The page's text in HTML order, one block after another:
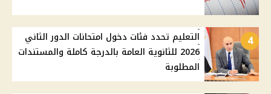
4
التعليم تحدد فئات دخول امتحانات الدور الثاني
2026 للثانوية العامة بالدرجة كاملة والمستندات
المطلوبة